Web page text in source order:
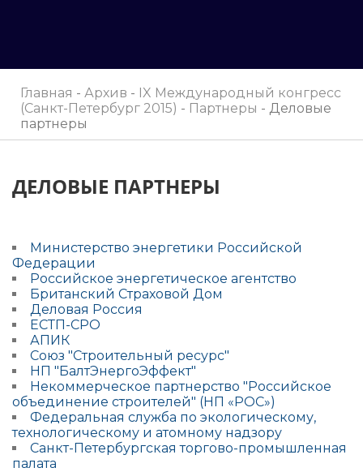
Главная - Архив - IX Международный конгресс
(Санкт-Петербург 2015) - Партнеры - Деловые
партнеры
ДЕЛОВЫЕ ПАРТНЕРЫ
Министерство энергетики Российской
Федерации
Российское энергетическое агентство
Британский Страховой Дом
Деловая Россия
ЕСТП-СРО
АПИК
Союз "Строительный ресурс"
НП "БалтЭнергоЭффект"
Некоммерческое партнерство "Российское
объединение строителей" (НП «РОС»)
Федеральная служба по экологическому,
технологическому и атомному надзору
Санкт-Петербургская торгово-промышленная
палата